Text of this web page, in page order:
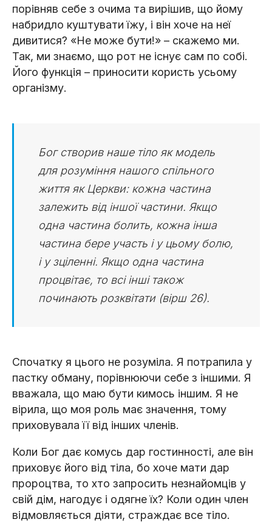
порівняв себе з очима та вирішив, що йому
набридло куштувати їжу, і він хоче на неї
дивитися? «Не може бути!» – скажемо ми.
Так, ми знаємо, що рот не існує сам по собі.
Його функція – приносити користь усьому
організму.
Бог створив наше тіло як модель
для розуміння нашого спільного
життя як Церкви: кожна частина
залежить від іншої частини. Якщо
одна частина болить, кожна інша
частина бере участь і у цьому болю,
і у зціленні. Якщо одна частина
процвітає, то всі інші також
починають розквітати (вірш 26).
Спочатку я цього не розуміла. Я потрапила у
пастку обману, порівнюючи себе з іншими. Я
вважала, що маю бути кимось іншим. Я не
вірила, що моя роль має значення, тому
приховувала її від інших членів.
Коли Бог дає комусь дар гостинності, але він
приховує його від тіла, бо хоче мати дар
пророцтва, то хто запросить незнайомців у
свій дім, нагодує і одягне їх? Коли один член
відмовляється діяти, страждає все тіло.